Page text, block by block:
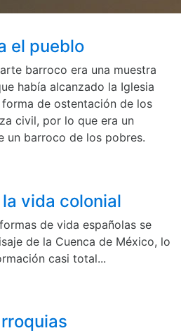
el pueblo
barroco era una muestra
había alcanzado la Iglesia
de ostentación de los
civil, por lo que era un
un barroco de los pobres.
vida colonial
de vida españolas se
de la Cuenca de México, lo
casi total...